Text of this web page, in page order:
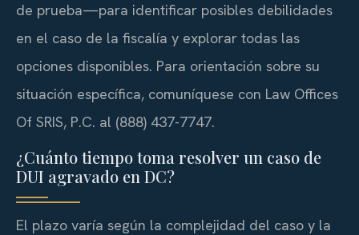
de prueba—para identificar posibles debilidades
en el caso de la fiscalía y explorar todas las
opciones disponibles. Para orientación sobre su
situación específica, comuníquese con Law Offices
Of SRIS, P.C. al (888) 437-7747.
¿Cuánto tiempo toma resolver un caso de
DUI agravado en DC?
El plazo varía según la complejidad del caso y la